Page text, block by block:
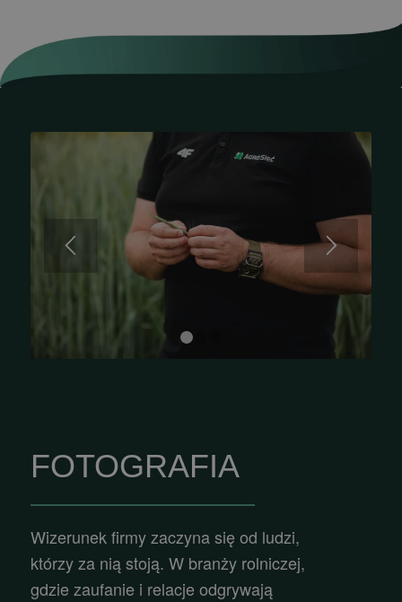
FOTOGRAFIA
Wizerunek firmy zaczyna się od ludzi,
którzy za nią stoją. W branży rolniczej,
gdzie zaufanie i relacje odgrywają